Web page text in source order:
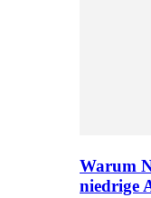
Warum
niedrige